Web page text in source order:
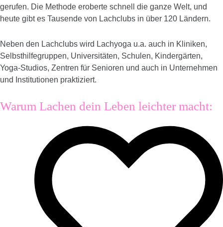
gerufen. Die Methode eroberte schnell die ganze Welt, und
heute gibt es Tausende von Lachclubs in über 120 Ländern.
Neben den Lachclubs wird Lachyoga u.a. auch in Kliniken,
Selbsthilfegruppen, Universitäten, Schulen, Kindergärten,
Yoga-Studios, Zentren für Senioren und auch in Unternehmen
und Institutionen praktiziert.
Warum Lachen dein Leben leichter macht: